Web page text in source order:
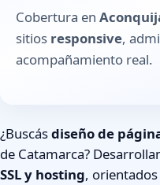
Cobertura en
sitios responsive,
acompañamiento real.
¿Buscásdiseño de
de Catamarca?
SSL y hosting,